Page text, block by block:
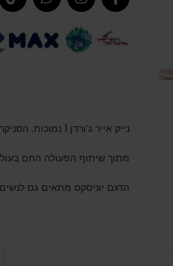
נייק אייר ג’ורדן 1 נמוכות. הסניקרס שכבשו את העולם נחתו אצלנו.
מתוך שיתוף הפעולה החם בעולם
הדגם יוניסקס מתאים גם לנשים